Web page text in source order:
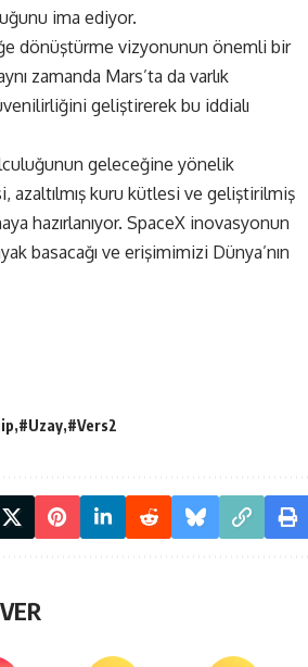
ima ediyor.
dönüştürme vizyonunun önemli bir
zamanda Mars’ta da varlık
geliştirerek bu iddialı
geleceğine yönelik
azaltılmış kuru kütlesi ve geliştirilmiş
hazırlanıyor. SpaceX inovasyonun
basacağı ve erişimimizi Dünya’nın
#Uzay #Vers2